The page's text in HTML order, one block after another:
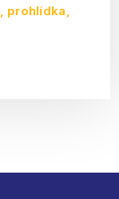
prohlídka,